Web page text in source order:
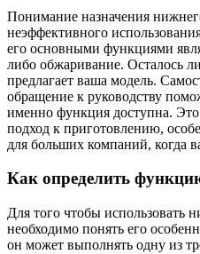
Понимание назначения
неэффективного
его основными функциями
либо обжаривание. Осталось
предлагает ваша модель.
обращение к руководству
именно функция доступна.
подход к приготовлению,
для больших компаний, когда
Как определить
Для того чтобы использовать
необходимо понять его
он может выполнять одну из